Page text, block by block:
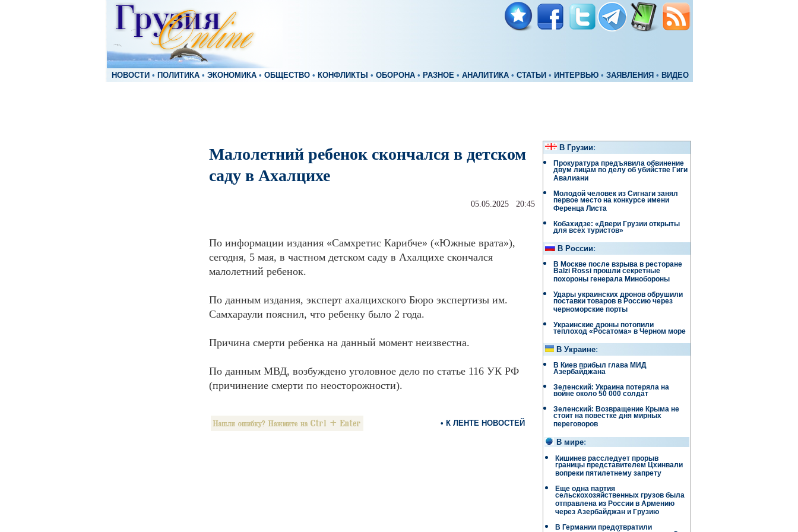
НОВОСТИ • ПОЛИТИКА • ЭКОНОМИКА • ОБЩЕСТВО • КОНФЛИКТЫ • ОБОРОНА • РАЗНОЕ • АНАЛИТИКА • СТАТЬИ • ИНТЕРВЬЮ • ЗАЯВЛЕНИЯ • ВИДЕО
Малолетний ребенок скончался в детском
саду в Ахалцихе
05.05.2025 20:45
По информации издания «Самхретис Карибче» («Южные врата»),
сегодня, 5 мая, в частном детском саду в Ахалцихе скончался
малолетний ребенок.
По данным издания, эксперт ахалцихского Бюро экспертизы им.
Самхараули пояснил, что ребенку было 2 года.
Причина смерти ребенка на данный момент неизвестна.
По данным МВД, возбуждено уголовное дело по статье 116 УК РФ
(причинение смерти по неосторожности).
• К ЛЕНТЕ НОВОСТЕЙ
В Грузии:
Прокуратура предъявила обвинение
двум лицам по делу об убийстве Гиги
Авалиани
Молодой человек из Сигнаги занял
первое место на конкурсе имени
Ференца Листа
Кобахидзе: «Двери Грузии открыты
для всех туристов»
В России:
В Москве после взрыва в ресторане
Balzi Rossi прошли секретные
похороны генерала Минобороны
Удары украинских дронов обрушили
поставки товаров в Россию через
черноморские порты
Украинские дроны потопили
теплоход «Росатома» в Черном море
В Украине:
В Киев прибыл глава МИД
Азербайджана
Зеленский: Украина потеряла на
войне около 50 000 солдат
Зеленский: Возвращение Крыма не
стоит на повестке дня мирных
переговоров
В мире:
Кишинев расследует прорыв
границы представителем Цхинвали
вопреки пятилетнему запрету
Еще одна партия
сельскохозяйственных грузов была
отправлена ​​из России в Армению
через Азербайджан и Грузию
В Германии предотвратили